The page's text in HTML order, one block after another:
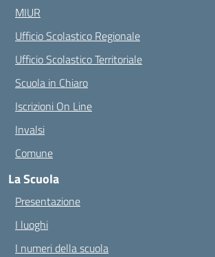
MIUR
Ufficio Scolastico Regionale
Ufficio Scolastico Territoriale
Scuola in Chiaro
Iscrizioni On Line
Invalsi
Comune
La Scuola
Presentazione
I luoghi
I numeri della scuola